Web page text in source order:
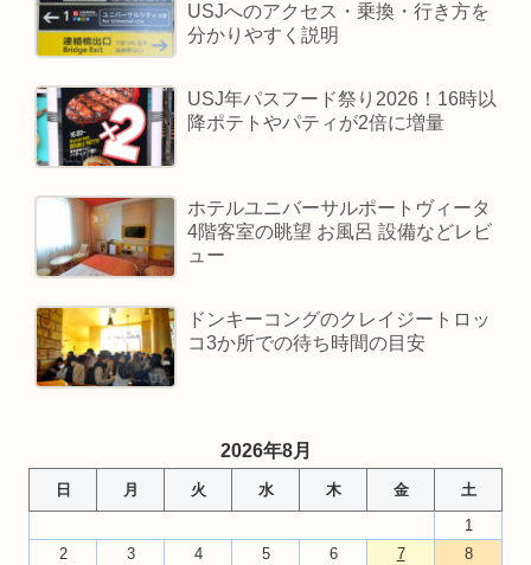
USJへのアクセス・乗換・行き方を
分かりやすく説明
USJ年パスフード祭り2026！16時以
降ポテトやパティが2倍に増量
ホテルユニバーサルポートヴィータ
4階客室の眺望 お風呂 設備などレビ
ュー
ドンキーコングのクレイジートロッ
コ3か所での待ち時間の目安
2026年8月
日 月 火 水 木 金
土
1
2
3 4 5 6 7
8